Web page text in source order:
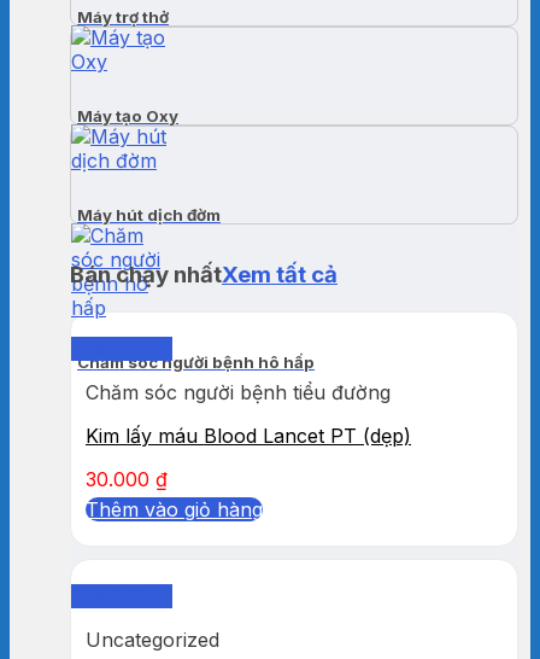
Máy trợ thở
Máy tạo Oxy
Máy hút dịch đờm
Chăm sóc người bệnh hô hấp
Bán chạy nhấtXem tất cả
Chăm sóc người bệnh tiểu đường
Kim lấy máu Blood Lancet PT (dẹp)
30.000 ₫
Thêm vào giỏ hàng
Uncategorized